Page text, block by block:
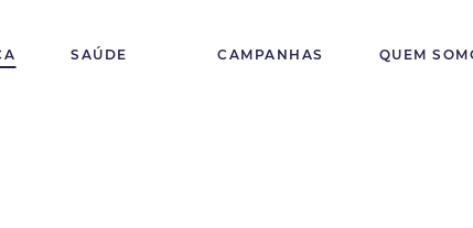
SAÚDE CAMPANHAS QUEM